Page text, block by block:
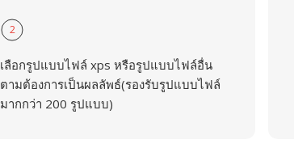
2
เลือกรูปแบบไฟล์ xps หรือรูปแบบไฟล์อื่น
ตามต้องการเป็นผลลัพธ์(รองรับรูปแบบไฟล์
มากกว่า 200 รูปแบบ)